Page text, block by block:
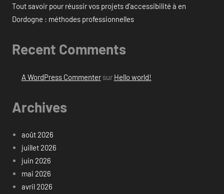
Tout savoir pour réussir vos projets d’accessibilité à en
Dordogne : méthodes professionnelles
Recent Comments
A WordPress Commentersur Hello world!
Archives
août 2026
juillet 2026
juin 2026
mai 2026
avril 2026